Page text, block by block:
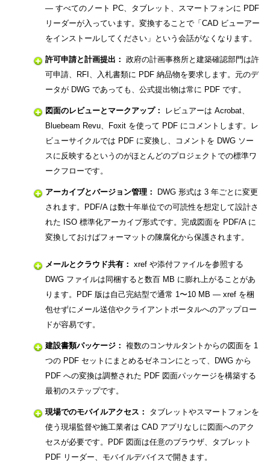
— すべてのノート PC、タブレット、スマートフォンに PDF
リーダーが入っています。変換することで「CAD ビューアー
をインストールしてください」という会話がなくなります。
許可申請と計画提出： 政府の計画事務所と建築確認部門は許
可申請、RFI、入札書類に PDF 納品物を要求します。元のデ
ータが DWG であっても、公式提出物は常に PDF です。
図面のレビューとマークアップ：
レビュアーは Acrobat、
Bluebeam Revu、Foxit を使って PDF にコメントします。レ
ビューサイクルでは PDF に変換し、コメントを DWG ソー
スに反映するというのがほとんどのプロジェクトでの標準ワ
ークフローです。
アーカイブとバージョン管理：
DWG 形式は 3 年ごとに変更
されます。PDF/A は数十年単位での可読性を想定して設計さ
れた ISO 標準化アーカイブ形式です。完成図面を PDF/A に
変換しておけばフォーマットの陳腐化から保護されます。
メールとクラウド共有： xref や添付ファイルを参照する
DWG ファイルは同梱すると数百 MB に膨れ上がることがあ
ります。PDF 版は自己完結型で通常 1〜10 MB — xref を梱
包せずにメール送信やクライアントポータルへのアップロー
ドが容易です。
建設書類パッケージ： 複数のコンサルタントからの図面を 1
つの PDF セットにまとめるゼネコンにとって、DWG から
PDF への変換は調整された PDF 図面パッケージを構築する
最初のステップです。
現場でのモバイルアクセス：
タブレットやスマートフォンを
使う現場監督や施工業者は CAD アプリなしに図面へのアク
セスが必要です。PDF 図面は任意のブラウザ、タブレット
PDF リーダー、モバイルデバイスで開きます。